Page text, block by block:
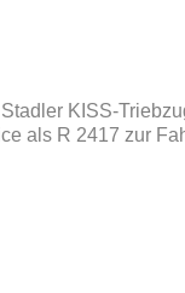
KISS-
als R 2417 zur